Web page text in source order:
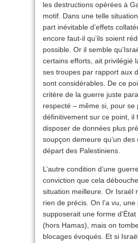
les destructions opérées à
motif. Dans une telle
part inévitable d’effets
encore faut-il qu’ils soient
possible. Or il semble
certains efforts, ait privilégié
ses troupes par rapport aux
sont considérables. De ce
critère de la guerre juste
respecté – même si, pour se
définitivement sur ce point, il
disposer de données plus
soupçon demeure qu’un des
départ des Palestiniens.
L’autre condition d’une
conviction que cela
situation meilleure. Or Israël
rien de précis. On l’a vu, une
supposerait une forme
(hors Hamas), mais on
blocages évoqués. Et si